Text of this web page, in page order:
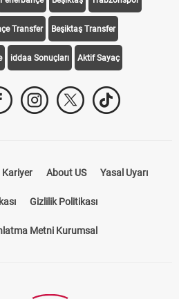
Transfer Beşiktaş Transfer
iddaa Sonuçları Aktif Sayaç
Kariyer About US Yasal Uyarı
Gizlilik Politikası
Metni Kurumsal